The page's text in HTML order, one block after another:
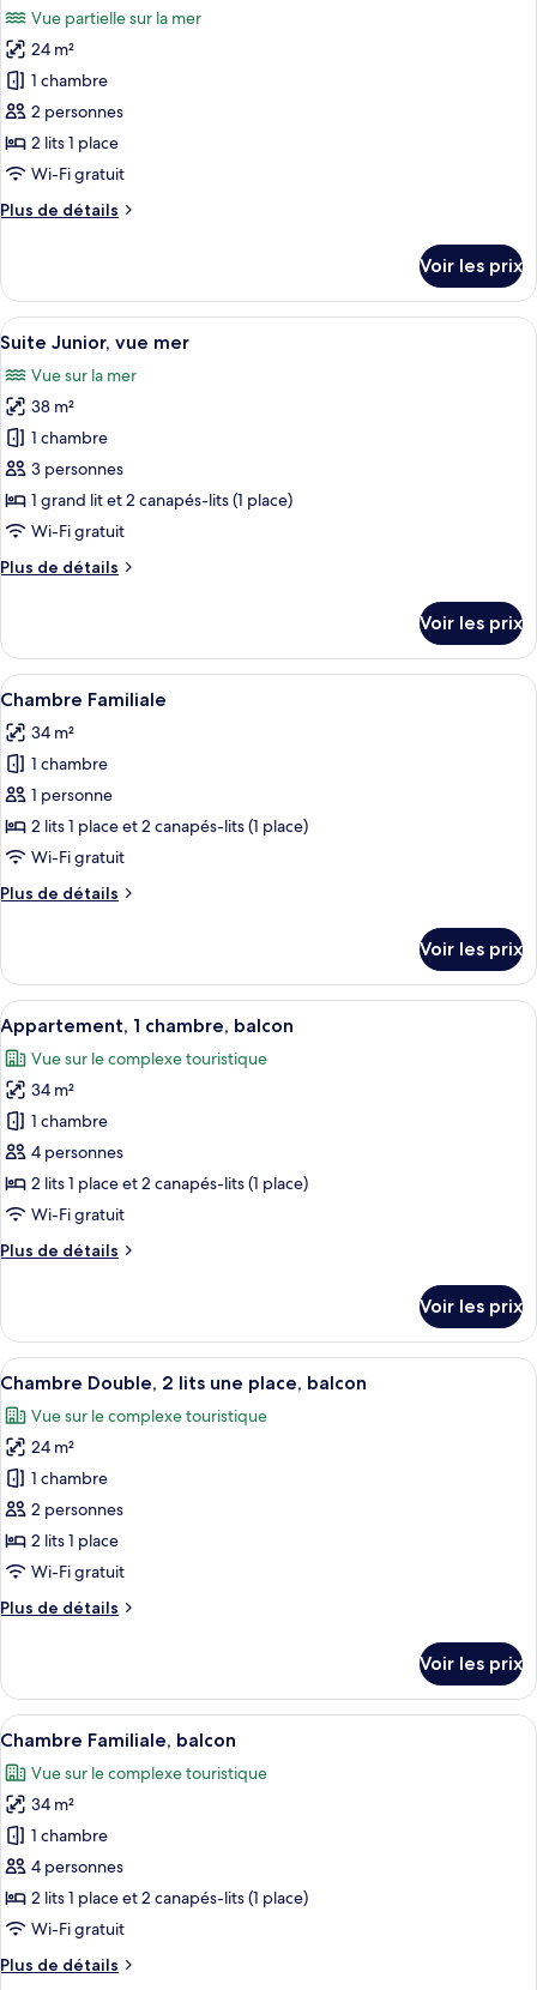
Chambre
Familiale
(Central
Location)
les
photos
pour
ce
type
de
chambre :
Chambre
partielle
sur
la
mer
Vue partielle sur la mer
24 m²
1 chambre
2 personnes
2 lits 1 place
Wi-Fi gratuit
Plus de détails
Plus
le
type
de
Chambre
Double,
vue
partielle
sur
la
mer
Voir les prix
Afficher
toutes
les
photos
pour
ce
type
de
chambre :
Suite
mer
Un salon moderne avec un canapé,
7
Suite Junior, vue mer
Vue sur la mer
38 m²
1 chambre
3 personnes
1 grand lit et 2 canapés-lits (1 place)
Wi-Fi gratuit
Plus de détails
Plus
le
type
de
Suite
Junior,
mer
Voir les prix
Afficher
toutes
les
photos
pour
ce
type
chambre :
Une chambre d’hôtel avec un lit,
6
Chambre Familiale
34 m²
1 chambre
1 personne
2 lits 1 place et 2 canapés-lits (1 place)
Wi-Fi gratuit
Plus de détails
Plus
le
type
de
chambre
Chambre
Familiale
Voir les prix
Afficher
toutes
les
photos
pour
ce
type
de
chambre :
Appartement,
balcon
Une chambre moderne avec un
6
Appartement, 1 chambre, balcon
Vue sur le complexe touristique
34 m²
1 chambre
4 personnes
2 lits 1 place et 2 canapés-lits (1 place)
Wi-Fi gratuit
Plus de détails
Plus
le
type
de
Appartement,
chambre,
balcon
Voir les prix
Afficher
toutes
les
photos
pour
ce
type
de
chambre :
Chambre
lits
une
place,
balcon
Une table ronde sur laquelle se
5
Chambre Double, 2 lits une place, balcon
Vue sur le complexe touristique
24 m²
1 chambre
2 personnes
2 lits 1 place
Wi-Fi gratuit
Plus de détails
Plus
le
type
de
Chambre
Double,
lits
une
place,
balcon
Voir les prix
Afficher
toutes
les
photos
pour
ce
type
de
chambre :
Chambre
Un balcon avec des balustrades
6
Chambre Familiale, balcon
Vue sur le complexe touristique
34 m²
1 chambre
4 personnes
2 lits 1 place et 2 canapés-lits (1 place)
Wi-Fi gratuit
Plus de détails
Plus